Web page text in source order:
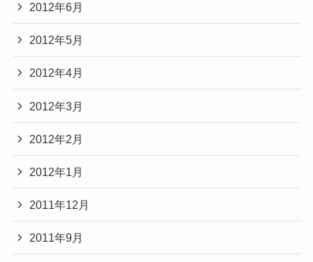
2012年6月
2012年5月
2012年4月
2012年3月
2012年2月
2012年1月
2011年12月
2011年9月